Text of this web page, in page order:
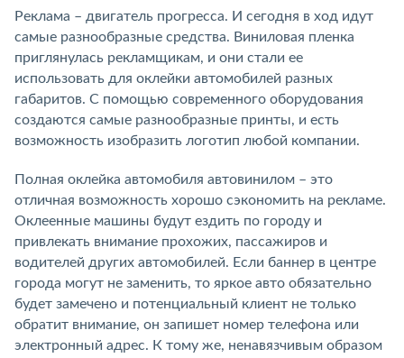
Реклама – двигатель прогресса. И сегодня в ход идут
самые разнообразные средства. Виниловая пленка
приглянулась рекламщикам, и они стали ее
использовать для оклейки автомобилей разных
габаритов. С помощью современного оборудования
создаются самые разнообразные принты, и есть
возможность изобразить логотип любой компании.
Полная оклейка автомобиля автовинилом – это
отличная возможность хорошо сэкономить на рекламе.
Оклеенные машины будут ездить по городу и
привлекать внимание прохожих, пассажиров и
водителей других автомобилей. Если баннер в центре
города могут не заменить, то яркое авто обязательно
будет замечено и потенциальный клиент не только
обратит внимание, он запишет номер телефона или
электронный адрес. К тому же, ненавязчивым образом